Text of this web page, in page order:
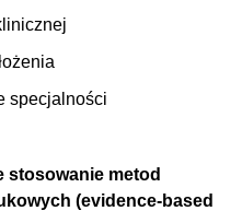
specjalności
stosowanie metod
(evidence-based